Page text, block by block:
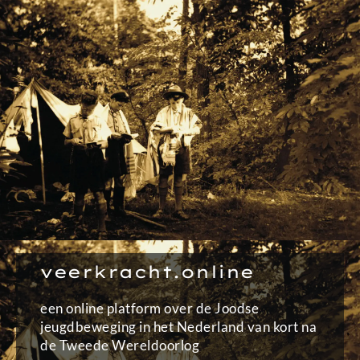
Ga
naar
de
inhoud
veerkracht.online
een online platform over de Joodse
jeugdbeweging in het Nederland van kort na
de Tweede Wereldoorlog